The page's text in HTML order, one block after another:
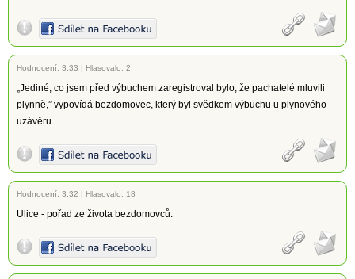
Hodnocení: 3.33 | Hlasovalo: 2
„Jediné, co jsem před výbuchem zaregistroval bylo, že pachatelé mluvili
plynně,” vypovídá bezdomovec, který byl svědkem výbuchu u plynového
uzávěru.
Hodnocení: 3.32 | Hlasovalo: 18
Ulice - pořad ze života bezdomovců.